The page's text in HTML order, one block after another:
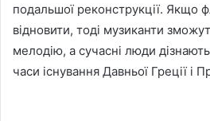
подальшої реконструкції. Якщо
відновити, тоді музиканти
мелодію, а сучасні люди
часи існування Давньої Греції і